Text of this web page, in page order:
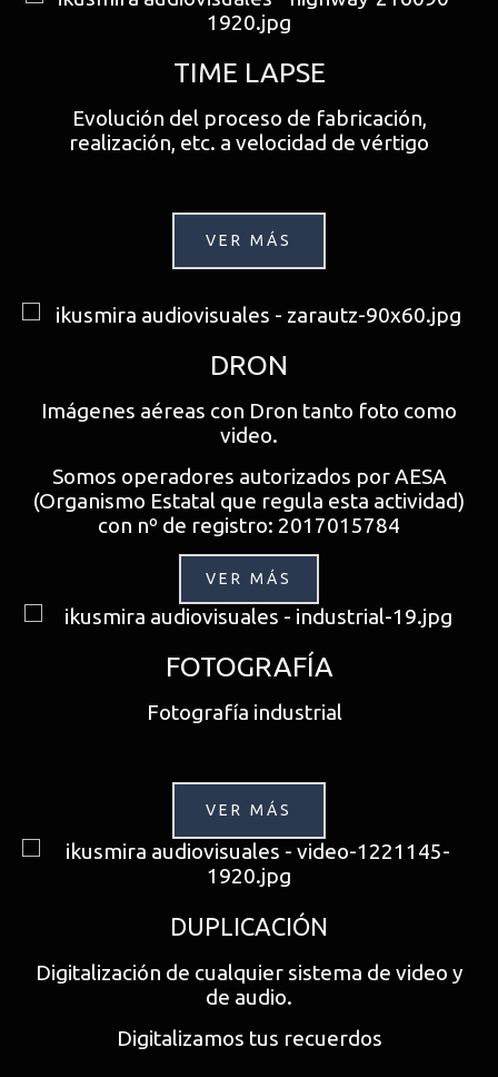
TIME LAPSE
Evolución del proceso de fabricación,
realización, etc. a velocidad de vértigo
VER MÁS
DRON
Imágenes aéreas con Dron tanto foto como
video.
Somos operadores autorizados por AESA
(Organismo Estatal que regula esta actividad)
con nº de registro: 2017015784
VER MÁS
FOTOGRAFÍA
Fotografía industrial
VER MÁS
DUPLICACIÓN
Digitalización de cualquier sistema de video y
de audio.
Digitalizamos tus recuerdos